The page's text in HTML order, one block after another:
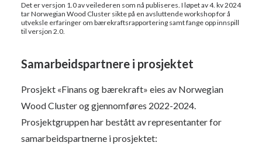
Det er versjon 1.0 av veilederen som nå publiseres. I løpet av 4. kv 2024
tar Norwegian Wood Cluster sikte på en avsluttende workshop for å
utveksle erfaringer om bærekraftsrapportering samt fange opp innspill
til versjon 2.0.
Samarbeidspartnere i prosjektet
Prosjekt «Finans og bærekraft» eies av Norwegian
Wood Cluster og gjennomføres 2022-2024.
Prosjektgruppen har bestått av representanter for
samarbeidspartnerne i prosjektet: